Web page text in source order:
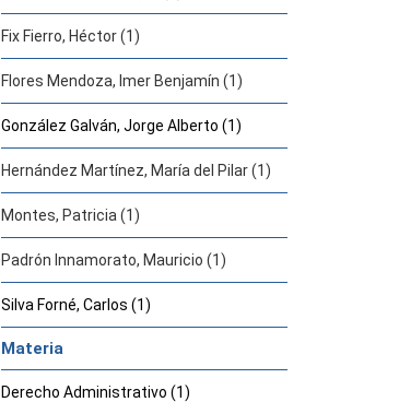
Fix Fierro, Héctor (1)
Flores Mendoza, Imer Benjamín (1)
González Galván, Jorge Alberto (1)
Hernández Martínez, María del Pilar (1)
Montes, Patricia (1)
Padrón Innamorato, Mauricio (1)
Silva Forné, Carlos (1)
Materia
Derecho Administrativo (1)